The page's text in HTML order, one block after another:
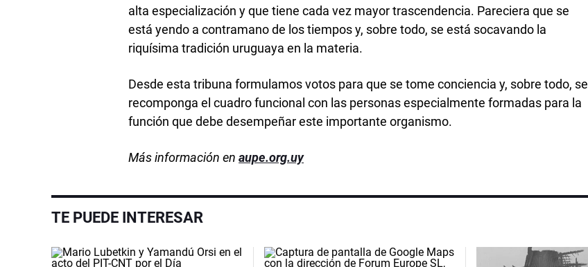
alta especialización y que tiene cada vez mayor trascendencia. Pareciera que se
está yendo a contramano de los tiempos y, sobre todo, se está socavando la
riquísima tradición uruguaya en la materia.
Desde esta tribuna formulamos votos para que se tome conciencia y, sobre todo, se
recomponga el cuadro funcional con las personas especialmente formadas para la
función que debe desempeñar este importante organismo.
Más información enaupe.org.uy
TE PUEDE INTERESAR